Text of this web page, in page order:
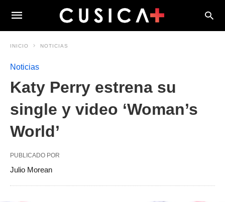
INICIO NOTICIAS
Noticias
Katy Perry estrena su
single y video ‘Woman’s
World’
PUBLICADO POR
Julio Morean